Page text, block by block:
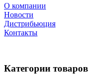
О компании
Новости
Дистрибьюция
Контакты
Категории товаров